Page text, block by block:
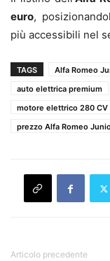
euro,
più accessibili nel
TAGS Alfa Romeo
auto elettrica premium
motore elettrico 280 CV
prezzo Alfa Romeo
Articolo precedente